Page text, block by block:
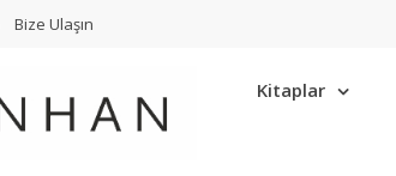
Bize Ulaşın
Kitaplar